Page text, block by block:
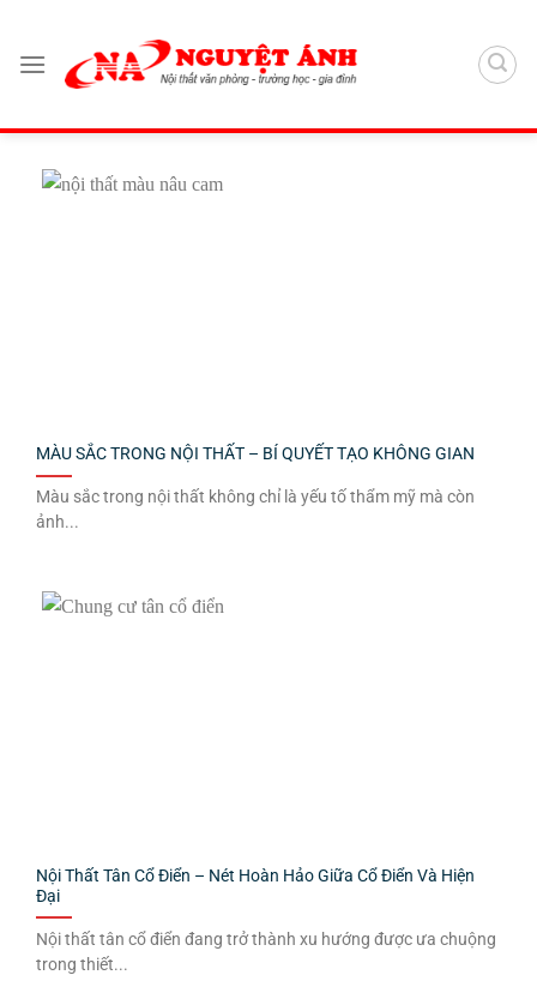
nội
MÀU SẮC TRONG NỘI THẤT – BÍ QUYẾT TẠO KHÔNG GIAN
Màu sắc trong nội thất không chỉ là yếu tố thẩm mỹ mà còn
ảnh...
Nội Thất Tân Cổ Điển – Nét Hoàn Hảo Giữa Cổ Điển Và Hiện
Đại
Nội thất tân cổ điển đang trở thành xu hướng được ưa chuộng
trong thiết...